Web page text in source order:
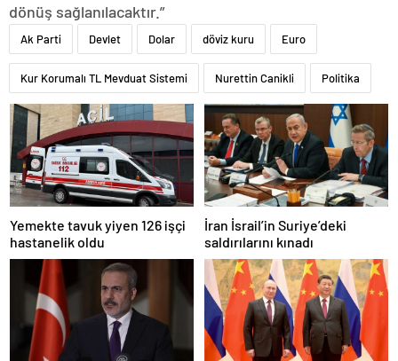
dönüş sağlanılacaktır.”
Ak Parti Devlet Dolar döviz kuru Euro
Kur Korumalı TL Mevduat Sistemi Nurettin Canikli Politika
Yemekte tavuk yiyen 126 işçi
hastanelik oldu
İran İsrail’in Suriye’deki
saldırılarını kınadı